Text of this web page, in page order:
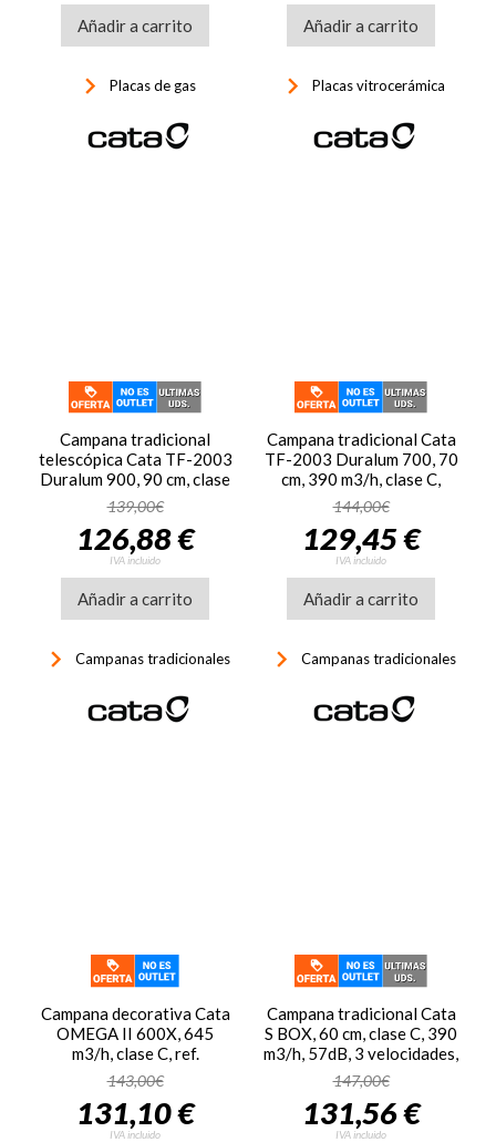
seguridad, ref: 08068402,
color negro
Añadir a carrito
keyboard_arrow_right Placas de gas
Añadir a carrito
keyboard_arrow_right Placas vitrocerámica
Campana tradicional
telescópica Cata TF-2003
Duralum 900, 90 cm, clase
C, 390 m3/h, 45dB, 2
potencias, luz LED, inox
139,00€
126,88 €
IVA incluido
Añadir a carrito
keyboard_arrow_right Campanas tradicionales
Campana tradicional Cata
TF-2003 Duralum 700, 70
cm, 390 m3/h, clase C,
57dB, 2 velocidades, luz
LED, inox
144,00€
129,45 €
IVA incluido
Añadir a carrito
keyboard_arrow_right Campanas tradicionales
Campana decorativa Cata
OMEGA II 600X, 645
m3/h, clase C, ref.
02002310, inox
143,00€
131,10 €
IVA incluido
Campana tradicional Cata
S BOX, 60 cm, clase C, 390
m3/h, 57dB, 3 velocidades,
luz LED, ref. 02001301,
inox
147,00€
131,56 €
IVA incluido